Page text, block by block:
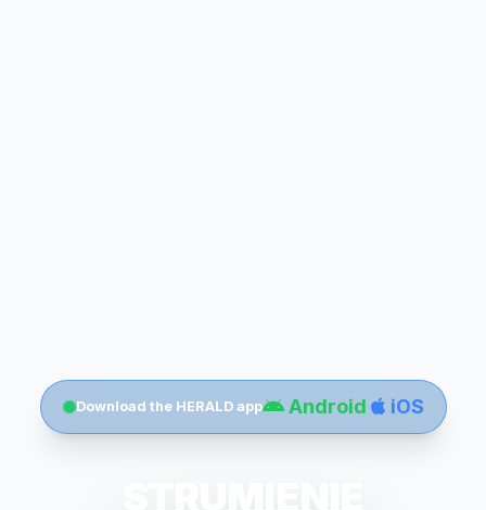
Download the HERALD app Android iOS